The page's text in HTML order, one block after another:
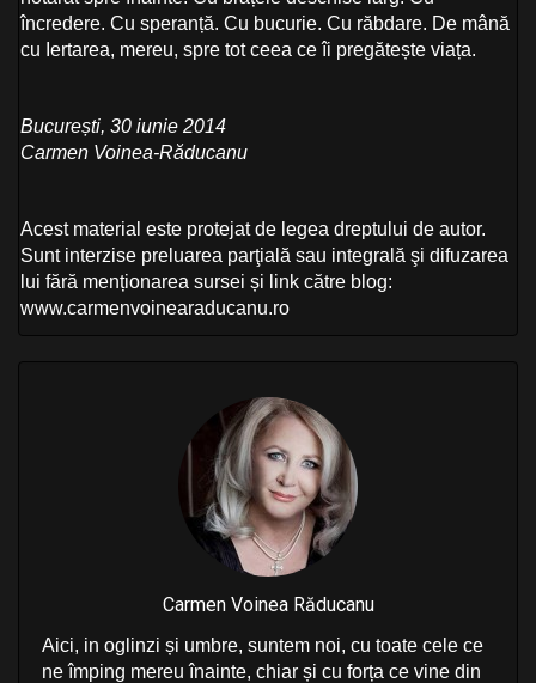
încredere. Cu speranță. Cu bucurie. Cu răbdare. De mână
cu Iertarea, mereu, spre tot ceea ce îi pregătește viața.
București, 30 iunie 2014
Carmen Voinea-Răducanu
Acest material este protejat de legea dreptului de autor.
Sunt interzise preluarea parţială sau integrală şi difuzarea
lui fără menționarea sursei și link către blog:
www.carmenvoinearaducanu.ro
Carmen Voinea Răducanu
Aici, in oglinzi și umbre, suntem noi, cu toate cele ce
ne împing mereu înainte, chiar și cu forța ce vine din